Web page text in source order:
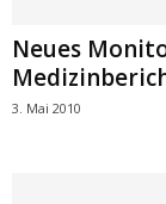
Neues
3. Mai 2010